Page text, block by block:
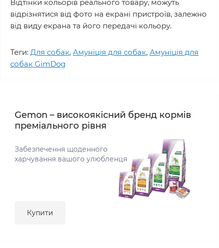
Відтінки кольорів реального товару, можуть
відрізнятися від фото на екрані пристроїв, залежно
від виду екрана та його передачі кольору.
Теги: Для собак, Амуніція для собак, Амуніція для
собак GimDog
Gemon – високоякісний бренд кормів
преміального рівня
Забезпечення щоденного
харчування вашого улюбленця
Купити